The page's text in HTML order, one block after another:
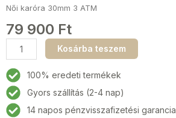
Női karóra 30mm 3 ATM
79 900 Ft
Pulsar
PH8191X1
Ceramic
Női
karóra
30mm
Kosárba teszem
100% eredeti termékek
Gyors szállítás (2-4 nap)
14 napos pénzvisszafizetési garancia